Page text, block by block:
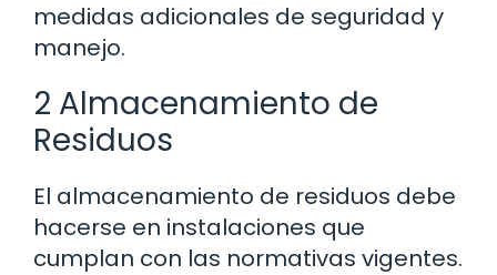
medidas adicionales de seguridad y
manejo.
2 Almacenamiento de
Residuos
El almacenamiento de residuos debe
hacerse en instalaciones que
cumplan con las normativas vigentes.